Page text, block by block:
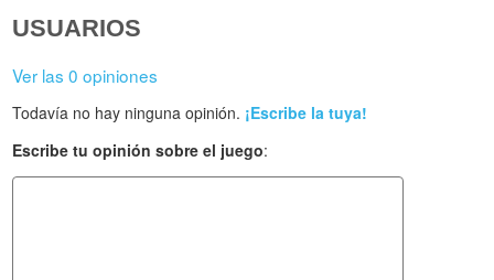
USUARIOS
Ver las 0 opiniones
Todavía no hay ninguna opinión. ¡Escribe la tuya!
Escribe tu opinión sobre el juego: